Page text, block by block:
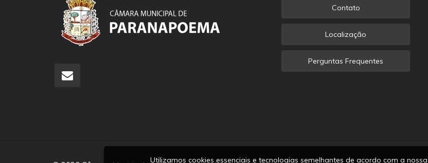
Contato
Localização
Perguntas Frequentes
Utilizamos cookies essenciais e tecnologias semelhantes de acordo com a nossa